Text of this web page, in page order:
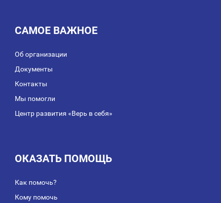
САМОЕ ВАЖНОЕ
Об организации
Документы
Контакты
Мы помогли
Центр развития «Верь в себя»
ОКАЗАТЬ ПОМОЩЬ
Как помочь?
Кому помочь